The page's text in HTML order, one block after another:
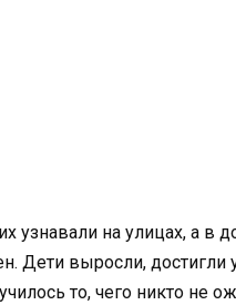
узнавали на улицах, а в
Дети выросли, достигли
то, чего никто не